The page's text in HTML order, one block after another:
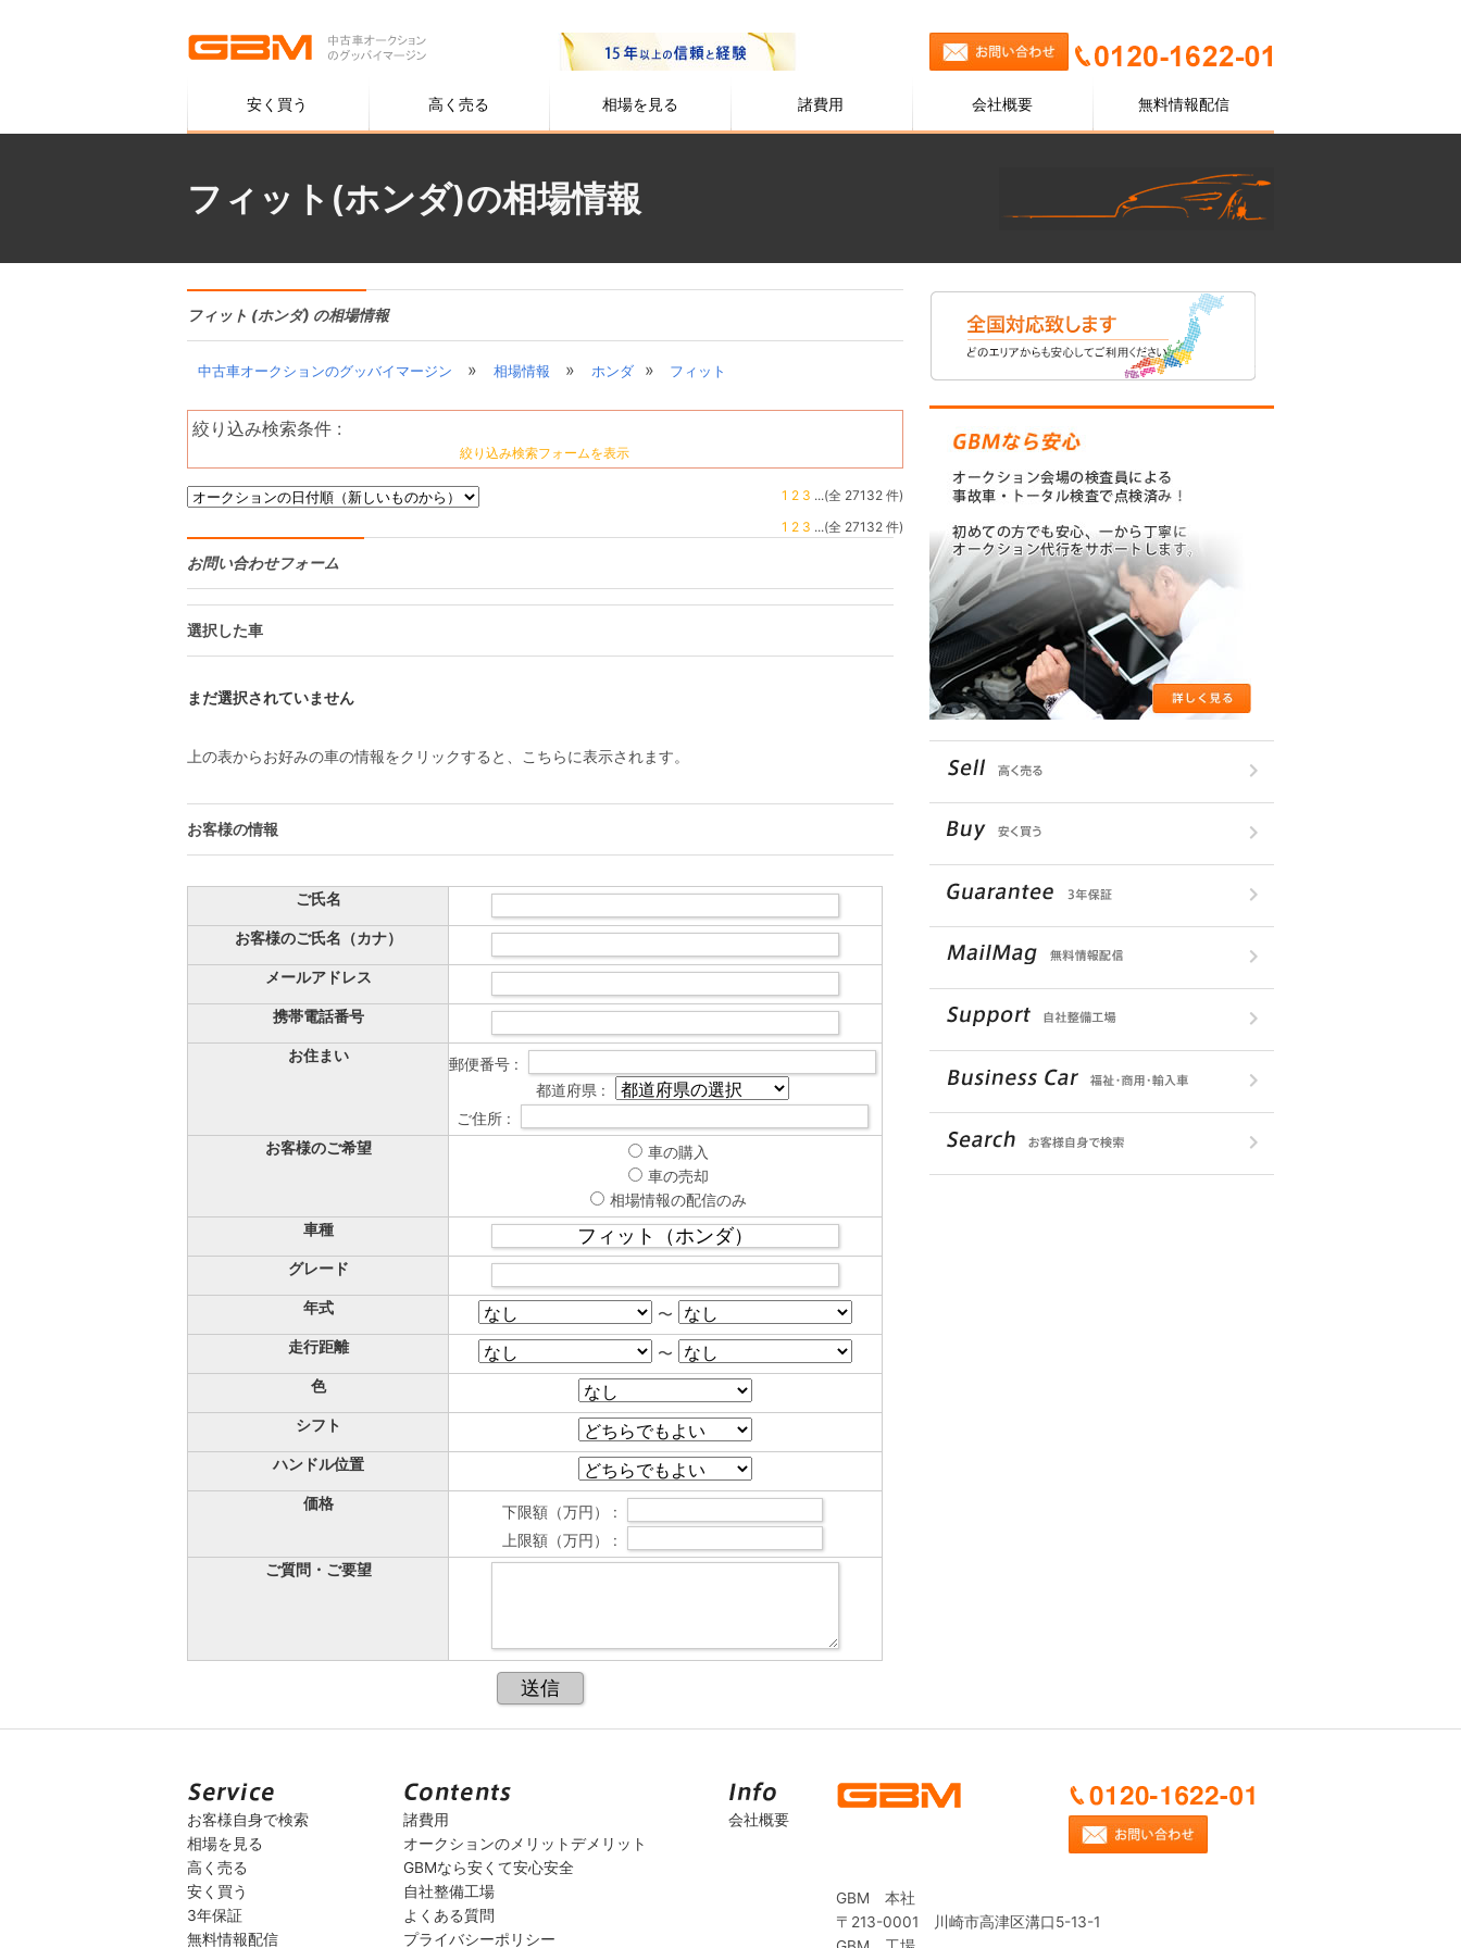
安く買う 高く売る 相場を見る 諸費用 会社概要 無料情報配信
フィット(ホンダ)の相場情報
フィット (ホンダ) の相場情報
中古車オークションのグッバイマージン » 相場情報 » ホンダ » フィット
絞り込み検索条件 :
絞り込み検索フォームを表示
1 2 3 ...(全 27132 件)
1 2 3 ...(全 27132 件)
お問い合わせフォーム
選択した車
まだ選択されていません
上の表からお好みの車の情報をクリックすると、こちらに表示されます。
お客様の情報
ご氏名
お客様のご氏名（カナ）
メールアドレス
携帯電話番号
お住まい
郵便番号 :
都道府県 :
ご住所 :
お客様のご希望
車の購入
車の売却
相場情報の配信のみ
車種
グレード
年式
〜
走行距離
〜
色
シフト
ハンドル位置
価格
下限額（万円） :
上限額（万円） :
ご質問・ご要望
お客様自身で検索
相場を見る
高く売る
安く買う
3年保証
無料情報配信
諸費用
オークションのメリットデメリット
GBMなら安くて安心安全
自社整備工場
よくある質問
プライバシーポリシー
会社概要
GBM 本社
〒213-0001 川崎市高津区溝口5-13-1